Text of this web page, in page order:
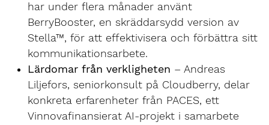
har under flera månader använt
BerryBooster, en skräddarsydd version av
Stella™, för att effektivisera och förbättra sitt
kommunikationsarbete.
Lärdomar från verkligheten – Andreas
Liljefors, seniorkonsult på Cloudberry, delar
konkreta erfarenheter från PACES, ett
Vinnovafinansierat AI-projekt i samarbete